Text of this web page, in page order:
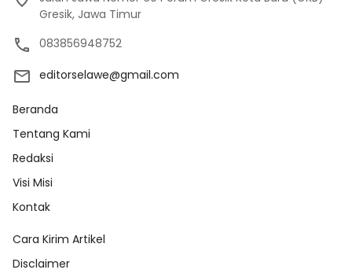
Gresik, Jawa Timur
083856948752
editorselawe@gmail.com
Beranda
Tentang Kami
Redaksi
Visi Misi
Kontak
Cara Kirim Artikel
Disclaimer